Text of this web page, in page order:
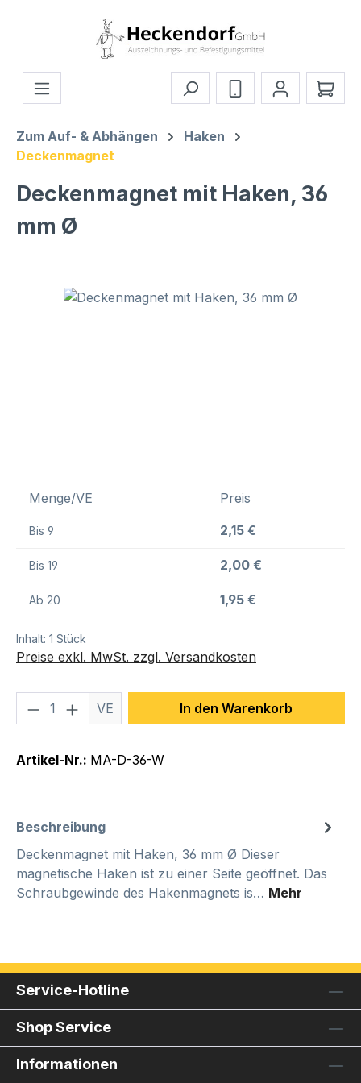
Zum Hauptinhalt springen
Zum Auf- & Abhängen
Haken
Deckenmagnet
Deckenmagnet mit Haken, 36
mm Ø
Bildergalerie überspringen
Menge/VE Preis
Bis 9 2,15 €
Bis 19 2,00 €
Ab 20 1,95 €
Inhalt: 1 Stück
Preise exkl. MwSt. zzgl. Versandkosten
Produkt Anzahl: Gib den
VE In den Warenkorb
Artikel-Nr.: MA-D-36-W
Beschreibung
Deckenmagnet mit Haken, 36 mm Ø Dieser
magnetische Haken ist zu einer Seite geöffnet. Das
Schraubgewinde des Hakenmagnets is… Mehr
Service-Hotline
Shop Service
Informationen